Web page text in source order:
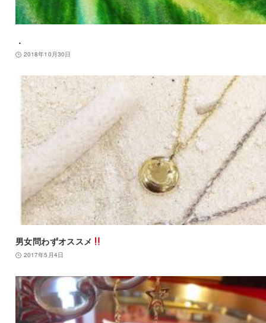
．
2018年10月30日
男女問わずオススメ
2017年5月4日